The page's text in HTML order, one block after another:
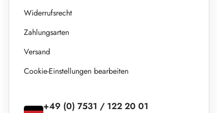
Widerrufsrecht
Zahlungsarten
Versand
Cookie-Einstellungen bearbeiten
+49 (0) 7531 / 122 20 01